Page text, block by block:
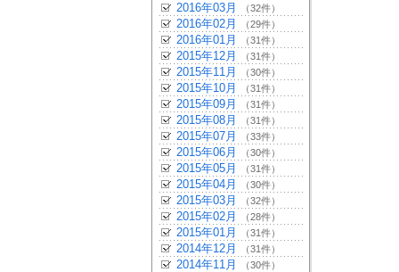
2016年03月 （32件）
2016年02月 （29件）
2016年01月 （31件）
2015年12月 （31件）
2015年11月 （30件）
2015年10月 （31件）
2015年09月 （31件）
2015年08月 （31件）
2015年07月 （33件）
2015年06月 （30件）
2015年05月 （31件）
2015年04月 （30件）
2015年03月 （32件）
2015年02月 （28件）
2015年01月 （31件）
2014年12月 （31件）
2014年11月 （30件）